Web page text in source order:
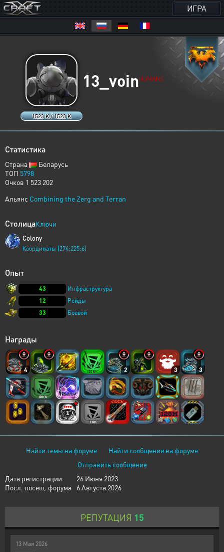
ИГРА
1523 K / 1523 K
13_voinHUMANS
Статистика
Страна
Беларусь
ТОП 5798
Очков 1 523 202
Альянс Combining the Zerg and Terran
СтолицаКлючи
Colony
Координаты [274:225:6]
Опыт
43
Инфраструктура
12
Рейды
33
Боевой
Награды
4 2 3 3
Найти темы на форуме
Найти сообщения на форуме
Отправить сообщение
Дата регистрации
26 Июня 2023
Посл. посещ. форума
6 Августа 2026
РЕПУТАЦИЯ 15
13 Мая 2026